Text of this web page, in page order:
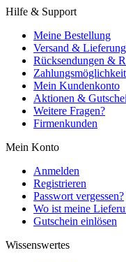
Hilfe & Support
Meine Bestellung
Versand & Lieferung
Rücksendungen &
Mein Kundenkonto
Aktionen &
Weitere Fragen?
Firmenkunden
Mein Konto
Anmelden
Registrieren
Passwort vergessen?
Wo ist meine
Gutschein einlösen
Wissenswertes